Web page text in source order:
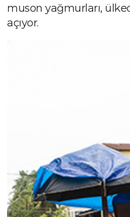
muson yağmurları,
açıyor.